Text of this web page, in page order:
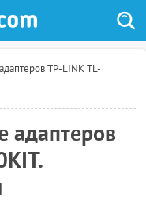
TP-LINK TL-
адаптеров